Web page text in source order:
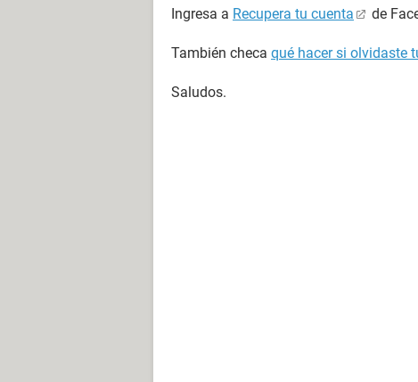
Ingresa a Recupera tu cuenta de
También checa qué hacer si olvidaste
Saludos.